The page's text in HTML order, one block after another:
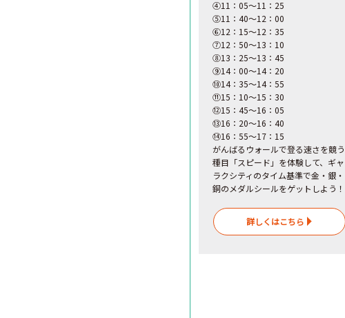
④11：05～11：25
⑤11：40～12：00
⑥12：15～12：35
⑦12：50～13：10
⑧13：25～13：45
⑨14：00～14：20
⑩14：35～14：55
⑪15：10～15：30
⑫15：45～16：05
⑬16：20～16：40
⑭16：55～17：15
がんばるウォールで登る速さを競う
種目「スピード」を体験して、ギャ
ラクシティのタイム基準で金・銀・
銅のメダルシールをゲットしよう！
詳しくはこちら